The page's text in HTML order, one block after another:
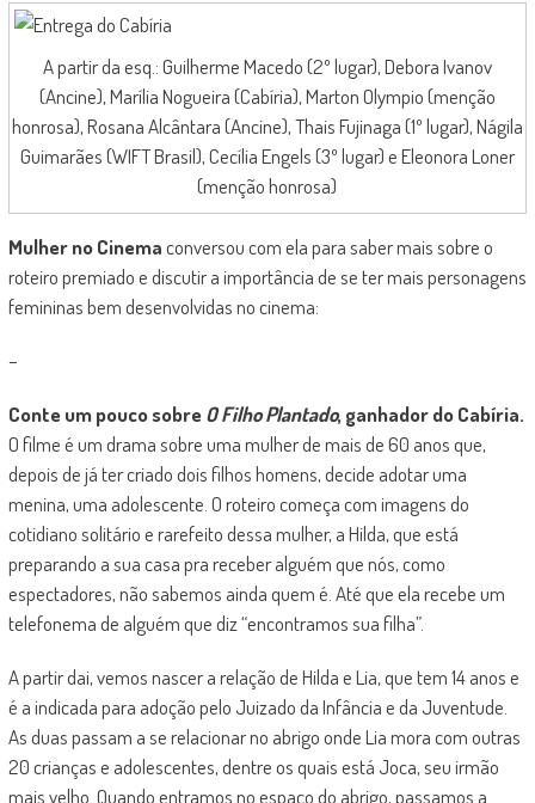
A partir da esq.: Guilherme Macedo (2º lugar), Debora Ivanov
(Ancine), Marília Nogueira (Cabíria), Marton Olympio (menção
honrosa), Rosana Alcântara (Ancine), Thais Fujinaga (1º lugar), Nágila
Guimarães (WIFT Brasil), Cecília Engels (3º lugar) e Eleonora Loner
(menção honrosa)
Mulher no Cinemaconversou com ela para saber mais sobre o
roteiro premiado e discutir a importância de se ter mais personagens
femininas bem desenvolvidas no cinema:
–
Conte um pouco sobreO Filho Plantado, ganhador do Cabíria.
O filme é um drama sobre uma mulher de mais de 60 anos que,
depois de já ter criado dois filhos homens, decide adotar uma
menina, uma adolescente. O roteiro começa com imagens do
cotidiano solitário e rarefeito dessa mulher, a Hilda, que está
preparando a sua casa pra receber alguém que nós, como
espectadores, não sabemos ainda quem é. Até que ela recebe um
telefonema de alguém que diz “encontramos sua filha”.
A partir dai, vemos nascer a relação de Hilda e Lia, que tem 14 anos e
é a indicada para adoção pelo Juizado da Infância e da Juventude.
As duas passam a se relacionar no abrigo onde Lia mora com outras
20 crianças e adolescentes, dentre os quais está Joca, seu irmão
mais velho. Quando entramos no espaço do abrigo, passamos a